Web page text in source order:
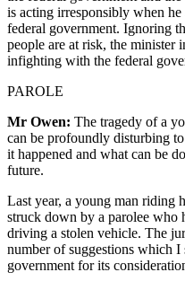
is acting irresponsibly when he
federal government. Ignoring
people are at risk, the minister
infighting with the federal
PAROLE
Mr Owen: The tragedy of a
can be profoundly disturbing
it happened and what can be
future.
Last year, a young man riding
struck down by a parolee who
driving a stolen vehicle. The
number of suggestions which
government for its